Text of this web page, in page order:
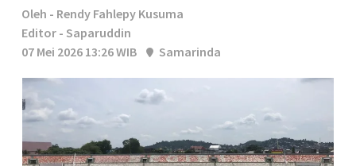
Oleh - Rendy Fahlepy Kusuma
Editor - Saparuddin
07 Mei 2026 13:26 WIB
Samarinda